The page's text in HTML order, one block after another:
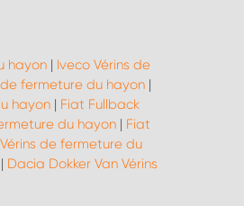
hayon | Iveco Vérins de
fermeture du hayon|
hayon| Fiat Fullback
du hayon| Fiat
de fermeture du
| Dacia Dokker Van Vérins